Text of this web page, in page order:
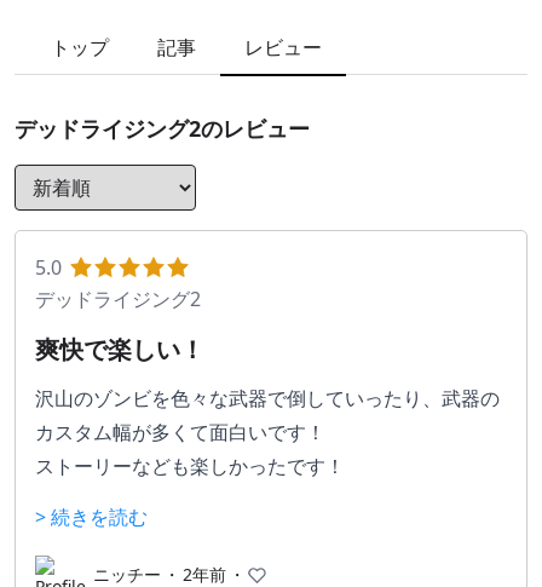
トップ 記事 レビュー
デッドライジング2のレビュー
5.0
デッドライジング2
爽快で楽しい！
沢山のゾンビを色々な武器で倒していったり、武器の
カスタム幅が多くて面白いです！
ストーリーなども楽しかったです！
> 続きを読む
ニッチー ・ 2年前 ・